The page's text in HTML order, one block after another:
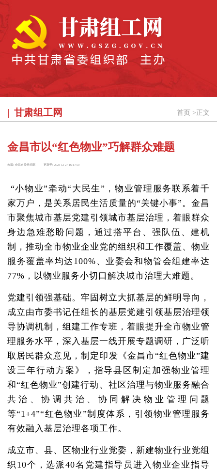
甘肃组工网 首页 > 正文
金昌市以“红色物业”巧解群众难题
来源: 金昌市委组织部 更新于: 2023-12-27 16:17:50
“小物业”牵动“大民生”，物业管理服务联系着千
家万户，是关系居民生活质量的“关键小事”。金昌
市聚焦城市基层党建引领城市基层治理，着眼群众
身边急难愁盼问题，通过搭平台、强队伍、建机
制，推动全市物业企业党的组织和工作覆盖、物业
服务覆盖率均达100%、业委会和物管会组建率达
77%，以物业服务小切口解决城市治理大难题。
党建引领强基础。牢固树立大抓基层的鲜明导向，
成立由市委书记任组长的基层党建引领基层治理领
导协调机制，组建工作专班，着眼提升全市物业管
理服务水平，深入基层一线开展专题调研，广泛听
取居民群众意见，制定印发《金昌市“红色物业”建
设三年行动方案》，指导县区制定加强物业管理
和“红色物业”创建行动、社区治理与物业服务融合
共治、协调共治、协同解决物业管理问题
等“1+4”“红色物业”制度体系，引领物业管理服务
有效融入基层治理各项工作。
成立市、县、区物业行业党委，新建物业行业党组
织10个，选派40名党建指导员进入物业企业指导